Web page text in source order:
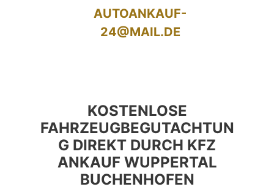
AUTOANKAUF-
24@MAIL.DE
KOSTENLOSE
FAHRZEUGBEGUTACHTUN
G DIREKT DURCH KFZ
ANKAUF WUPPERTAL
BUCHENHOFEN